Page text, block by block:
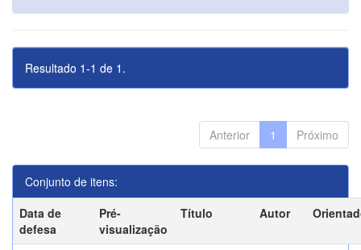
Resultado 1-1 de 1.
Anterior 1 Próximo
Conjunto de itens:
Data de
defesa
Pré-
visualização
Título Autor